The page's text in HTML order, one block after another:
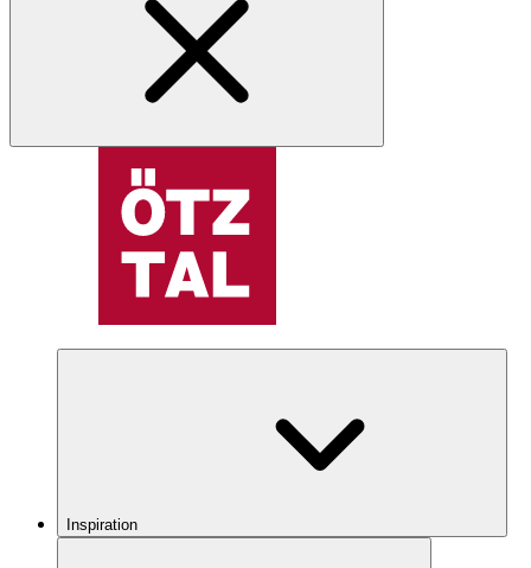
Inspiration